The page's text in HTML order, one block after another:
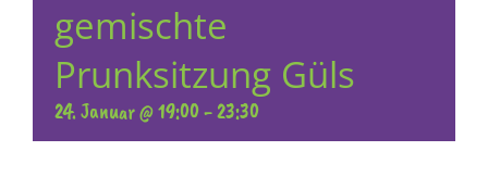
gemischte
Prunksitzung Güls
24. Januar @ 19:00-23:30